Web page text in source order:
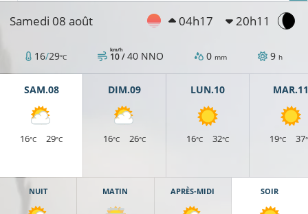
Samedi 08 août 04h17 20h11
16/29°C 10 /
km/h 40 NNO 0 mm 9 h
SAM.08
16°C 29°C
DIM.09
16°C 26°C
LUN.10
16°C 32°C
MAR.11
19°C 37
NUIT MATIN APRÈS-MIDI SOIR